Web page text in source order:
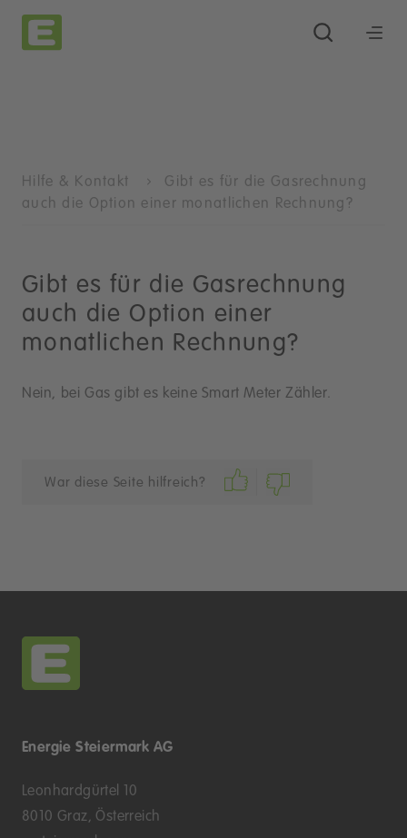
Hilfe & Kontakt
Gibt es für die Gasrechnung
auch die Option einer monatlichen Rechnung?
Gibt es für die Gasrechnung
auch die Option einer
monatlichen Rechnung?
Nein, bei Gas gibt es keine Smart Meter Zähler.
War diese Seite hilfreich?
Energie Steiermark AG
Leonhardgürtel 10
8010 Graz, Österreich